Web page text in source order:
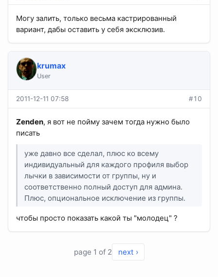
Могу залить, только весьма кастрированный
вариант, дабы оставить у себя эксклюзив.
krumax
User
2011-12-11 07:58 #10
Zenden, я вот не пойму зачем тогда нужно было
писать
уже давно все сделал, плюс ко всему
индивидуальный для каждого профиля выбор
лычки в зависимости от группы, ну и
соответственно полный доступ для админа.
Плюс, опциональное исключение из группы.
чтобы просто показать какой ты "молодец" ?
page 1 of 2 next ›